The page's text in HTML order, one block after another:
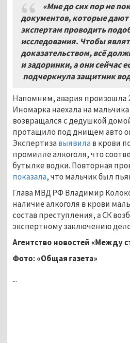
«Мне до сих пор не
документов, которые дают
экспертам проводить
исследования. Чтобы
доказательством, всё
и задоринки, а они сейчас
подчеркнула защитник
Напомним, авария произошла
Иномарка наехала на
возвращался с дедушкой
протащило под днищем авто
Экспертизавыявилав крови
промилле алкоголя, что
бутылке водки. Повторная
показала, что мальчик был
Глава МВД РФ Владимир
наличие алкоголя в крови
состав преступления, а СК
экспертному заключению
Агентство новостей «Между
Фото: «Общая газета»
...